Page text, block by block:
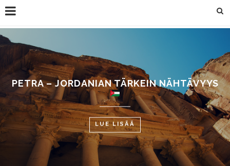
PETRA – JORDANIAN TÄRKEIN NÄHTÄVYYS
LUE LISÄÄ